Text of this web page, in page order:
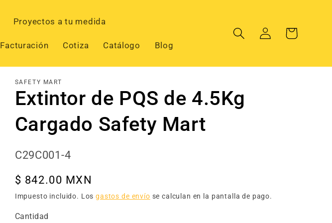
Proyectos a tu medida
Facturación Cotiza Catálogo Blog
Iniciar
sesión
Carrito
SAFETY MART
Extintor de PQS de 4.5Kg
Cargado Safety Mart
SKU:
C29C001-4
Precio
habitual
$ 842.00 MXN
Impuesto incluido. Losgastos de envío se calculan en la pantalla de pago.
Cantidad